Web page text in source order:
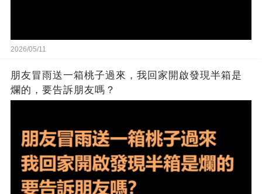
2026/05/11
朋友冒雨送一箱桃子過來，我回家開啟發現半箱是
爛的，要告訴朋友嗎？